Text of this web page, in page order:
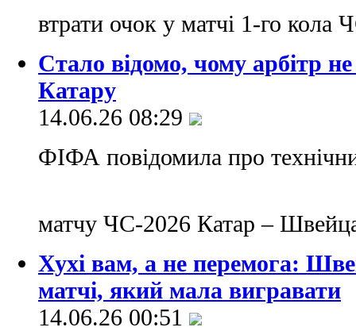
втрати очок у матчі 1-го
Стало відомо, чому арбітр
Катару
14.06.26 08:29
ФІФА повідомила про
матчу ЧС-2026 Катар –
Хухі вам, а не перемога:
матчі, який мала вигравати
14.06.26 00:51